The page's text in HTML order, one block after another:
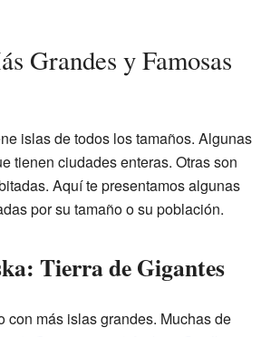
Grandes y Famosas
islas de todos los tamaños. Algunas
tienen ciudades enteras. Otras son
Aquí te presentamos algunas
por su tamaño o su población.
Tierra de Gigantes
con más islas grandes. Muchas de